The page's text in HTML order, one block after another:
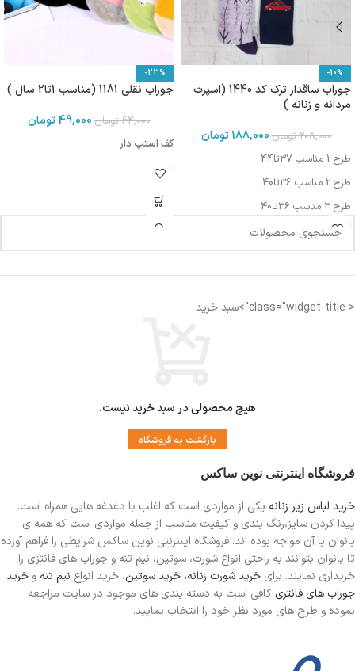
-10%
جوراب ساقدار ترک کد 1440 (اسپرت
مردانه و زنانه )
208,000 تومان188,000تومان
طرح 1 مناسب 37تا44
طرح 2 مناسب 36تا40
طرح 3 مناسب 36تا40
طرح 5مناسب 37تا44
طرح 6 مناسب 37تا44
-23%
جوراب نقلی 1181 (مناسب 1تا2 سال )
64,000 تومان49,000تومان
کف استپ دار
< class="widget-title">سبد خرید
هیچ محصولی در سبد خرید نیست.
بازگشت به فروشگاه
فروشگاه اینترنتی نوین ساکس
خرید لباس زیر زنانه یکی از مواردی است که اغلب با دغدغه هایی همراه است.
پیدا کردن سایز،رنگ بندی و کیفیت مناسب از جمله مواردی است که همه ی
بانوان با آن مواجه بوده اند. فروشگاه اینترنتی نوین ساکس شرایطی را فراهم آورده
تا بانوان بتوانند به راحتی انواع شورت، سوتین، نیم تنه و جوراب های فانتزی را
خریداری نمایند. برای خرید شورت زنانه، خرید سوتین، خرید انواع نیم تنه و خرید
جوراب های فانتری کافی است به دسته بندی های موجود در سایت مراجعه
نموده و طرح های مورد نظر خود را انتخاب نمایید.